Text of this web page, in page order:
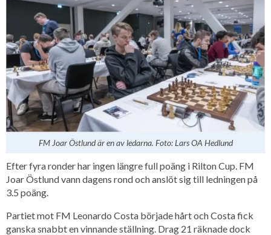
FM Joar Östlund är en av ledarna. Foto: Lars OA Hedlund
Efter fyra ronder har ingen längre full poäng i Rilton Cup. FM
Joar Östlund vann dagens rond och anslöt sig till ledningen på
3.5 poäng.
Partiet mot FM Leonardo Costa började hårt och Costa fick
ganska snabbt en vinnande ställning. Drag 21 räknade dock